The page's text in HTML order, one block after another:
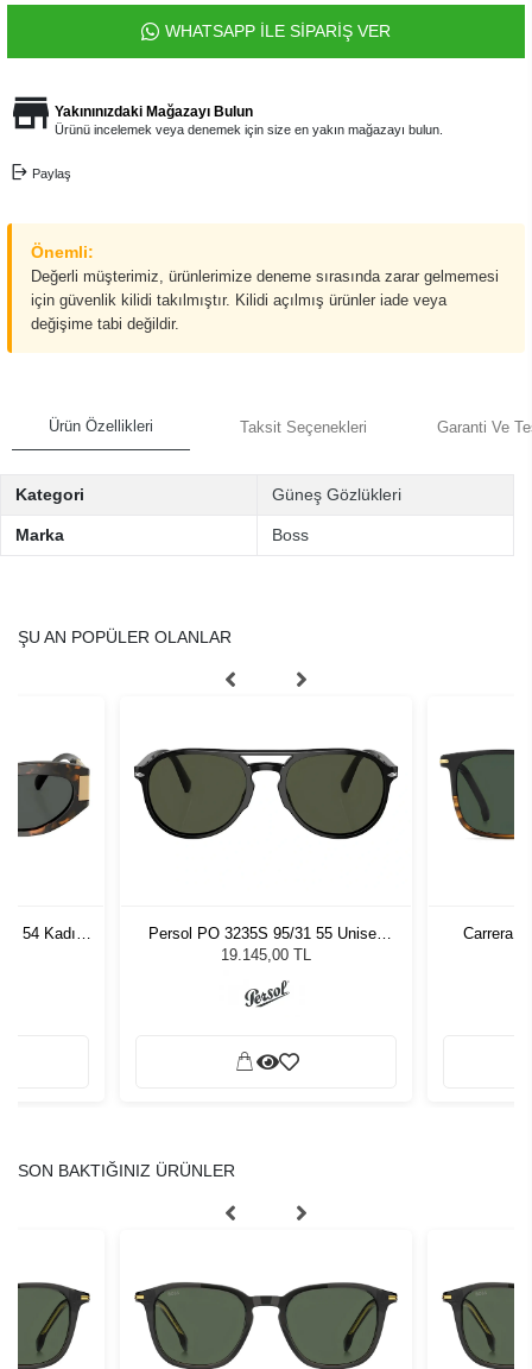
WHATSAPP İLE SİPARİŞ VER
Yakınınızdaki Mağazayı Bulun
Ürünü incelemek veya denemek için size en yakın mağazayı bulun.
Paylaş
Önemli:
Değerli müşterimiz, ürünlerimize deneme sırasında zarar gelmemesi
için güvenlik kilidi takılmıştır. Kilidi açılmış ürünler iade veya
değişime tabi değildir.
Ürün Özellikleri Taksit Seçenekleri Garanti Ve
Kategori Güneş Gözlükleri
Marka Boss
ŞU AN POPÜLER OLANLAR
54 Kadın
Persol PO 3235S 95/31 55 Unisex
Güneş Gözlüğü
19.145,00 TL
Carrera
SON BAKTIĞINIZ ÜRÜNLER